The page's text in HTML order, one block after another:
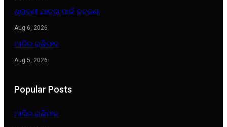
ଶ୍ରାବଣୀ ଯାତ୍ରା ପାଇଁ କଟକଣା
Aug 6, 2026
ଆଜିର ରାଶିଫଳ
Aug 5, 2026
Popular Posts
ଆଜିର ରାଶିଫଳ